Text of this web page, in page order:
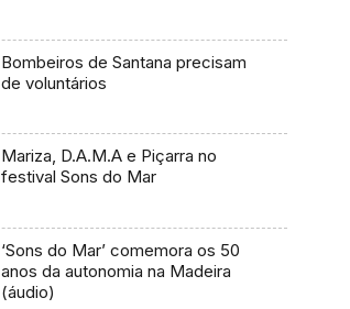
Bombeiros de Santana precisam
de voluntários
Mariza, D.A.M.A e Piçarra no
festival Sons do Mar
‘Sons do Mar’ comemora os 50
anos da autonomia na Madeira
(áudio)